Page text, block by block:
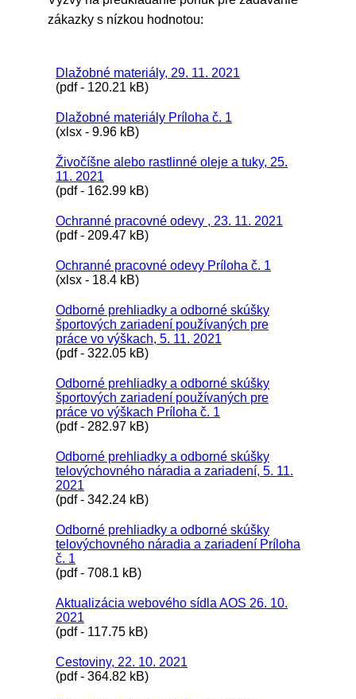
zákazky s nízkou hodnotou:
Dlažobné materiály, 29. 11. 2021
(pdf - 120.21 kB)
Dlažobné materiály Príloha č. 1
(xlsx - 9.96 kB)
Živočíšne alebo rastlinné oleje a tuky, 25.
11. 2021
(pdf - 162.99 kB)
Ochranné pracovné odevy , 23. 11. 2021
(pdf - 209.47 kB)
Ochranné pracovné odevy Príloha č. 1
(xlsx - 18.4 kB)
Odborné prehliadky a odborné skúšky
športových zariadení používaných pre
práce vo výškach, 5. 11. 2021
(pdf - 322.05 kB)
Odborné prehliadky a odborné skúšky
športových zariadení používaných pre
práce vo výškach Príloha č. 1
(pdf - 282.97 kB)
Odborné prehliadky a odborné skúšky
telovýchovného náradia a zariadení, 5. 11.
2021
(pdf - 342.24 kB)
Odborné prehliadky a odborné skúšky
telovýchovného náradia a zariadení Príloha
č. 1
(pdf - 708.1 kB)
Aktualizácia webového sídla AOS 26. 10.
2021
(pdf - 117.75 kB)
Cestoviny, 22. 10. 2021
(pdf - 364.82 kB)